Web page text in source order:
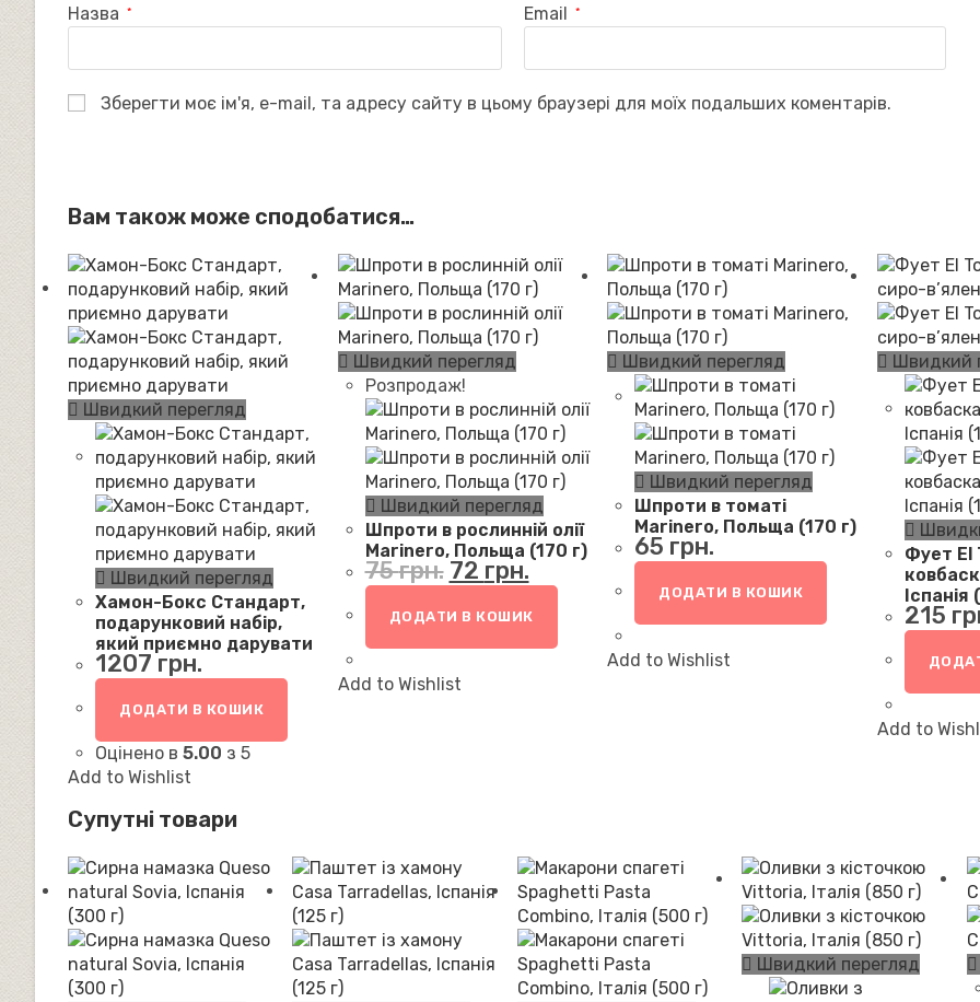
Назва * Email *
Зберегти моє ім'я, e-mail, та адресу сайту в цьому браузері для моїх подальших коментарів.
Вам також може сподобатися…
Швидкий перегляд
Швидкий перегляд
Хамон-Бокс Стандарт,
подарунковий набір,
який приємно дарувати
1207 грн.
ДОДАТИ В КОШИК
Оцінено в 5.00 з 5
Add to Wishlist
Швидкий перегляд
Розпродаж!
Швидкий перегляд
Шпроти в рослинній олії
Marinero, Польща (170 г)
75грн. Оригінальна
ціна:
75 грн..
72 грн.Поточна
72 грн..
ДОДАТИ В КОШИК
Add to Wishlist
Швидкий перегляд
Швидкий перегляд
Шпроти в томаті
Marinero, Польща (170 г)
65 грн.
ДОДАТИ В КОШИК
Add to Wishlist
Швидкий
Фует El
Іспанія
215
Add to
Супутні товари
Швидкий перегляд